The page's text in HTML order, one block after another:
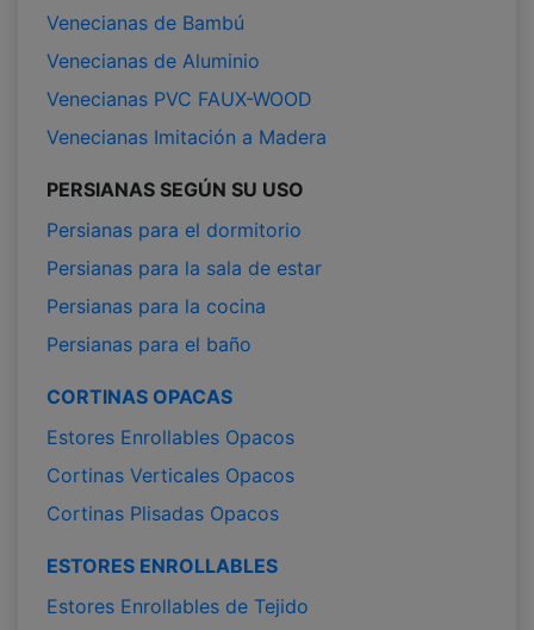
Venecianas de Bambú
Venecianas de Aluminio
Venecianas PVC FAUX-WOOD
Venecianas Imitación a Madera
PERSIANAS SEGÚN SU USO
Persianas para el dormitorio
Persianas para la sala de estar
Persianas para la cocina
Persianas para el baño
CORTINAS OPACAS
Estores Enrollables Opacos
Cortinas Verticales Opacos
Cortinas Plisadas Opacos
ESTORES ENROLLABLES
Estores Enrollables de Tejido